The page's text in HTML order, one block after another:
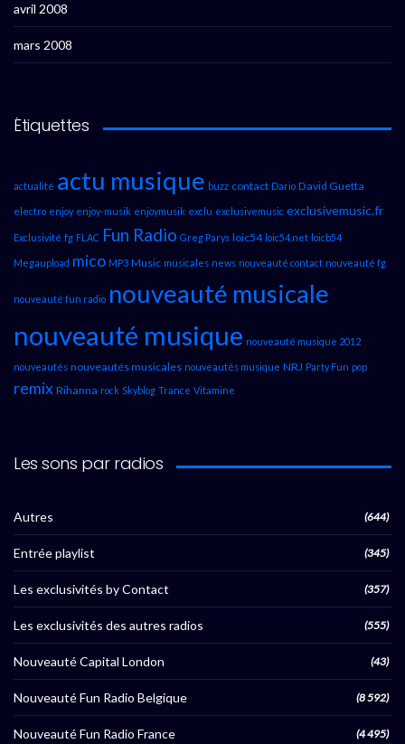
avril 2008
mars 2008
Étiquettes
actualité actu musique buzz contact Dario David Guetta
electro enjoy enjoy-musik enjoymusik exclu exclusivemusic exclusivemusic.fr
Exclusivité fg FLAC Fun Radio Greg Parys loic54 loic54.net loicb54
Megaupload mico MP3 Music musicales news nouveauté contact nouveauté fg
nouveauté fun radio nouveauté musicale
nouveauté musique nouveauté musique 2012
nouveautés nouveautés musicales nouveautés musique NRJ Party Fun pop
remix Rihanna rock Skyblog Trance Vitamine
Les sons par radios
Autres (644)
Entrée playlist (345)
Les exclusivités by Contact (357)
Les exclusivités des autres radios (555)
Nouveauté Capital London (43)
Nouveauté Fun Radio Belgique (8 592)
Nouveauté Fun Radio France (4 495)